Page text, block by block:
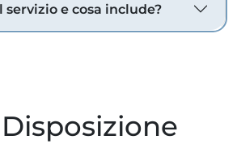
servizio e cosa include?